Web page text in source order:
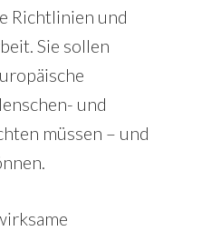
Richtlinien und
Sie sollen
und
müssen – und